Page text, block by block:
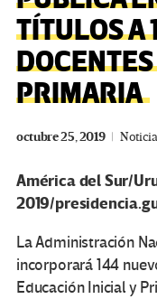
TÍTULOS A
PRIMARIA
octubre 25, 2019
América del Sur/
2019/
La Administración
incorporará 144
Educación Inicial y